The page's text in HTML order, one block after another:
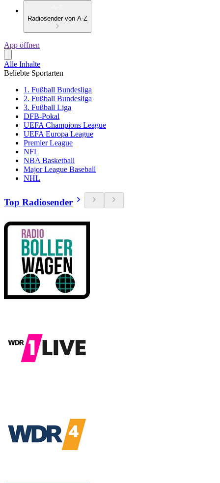
Radiosender von A-Z
App öffnen
Alle Inhalte
Beliebte Sportarten
1. Fußball Bundesliga
2. Fußball Bundesliga
3. Fußball Liga
DFB-Pokal
UEFA Champions League
UEFA Europa League
Premier League
NFL
NBA Basketball
Major League Baseball
NHL
Top Radiosender